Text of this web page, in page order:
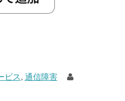
ビス, 通信障害